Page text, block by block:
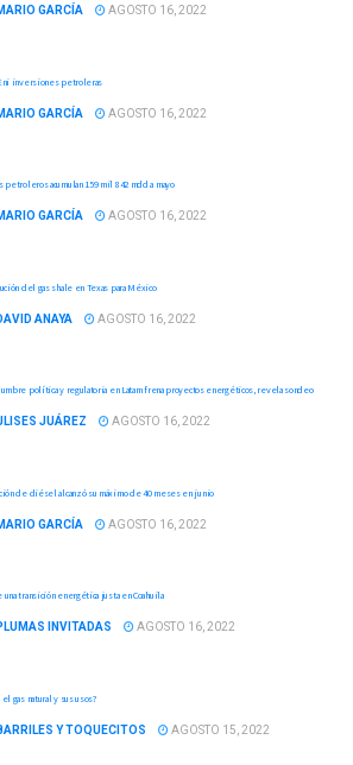
GARCÍA AGOSTO 16, 2022
inversiones petroleras
GARCÍA AGOSTO 16, 2022
petroleros acumulan 159 mil 842 mdd a mayo
GARCÍA AGOSTO 16, 2022
del gas shale en Texas para México
ANAYA AGOSTO 16, 2022
política y regulatoria en Latam frena proyectos energéticos, revela sondeo
JUÁREZ AGOSTO 16, 2022
de diésel alcanzó su máximo de 40 meses en junio
GARCÍA AGOSTO 16, 2022
una transición energética justa en Coahuila
INVITADAS AGOSTO 16, 2022
el gas natural y sus usos?
Y TOQUECITOS AGOSTO 15, 2022